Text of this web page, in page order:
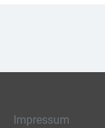
Impressum